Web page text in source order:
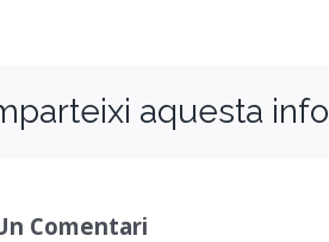
aquesta
Comentari